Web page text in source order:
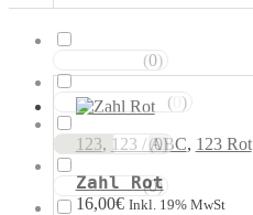
123, 123 / ABC, 123 Rot
Zahl Rot
16,00€ Inkl. 19% MwSt
(0)
Schwarz Weiss ( )
Silber Weiss (0)
Gold Weiss (0)